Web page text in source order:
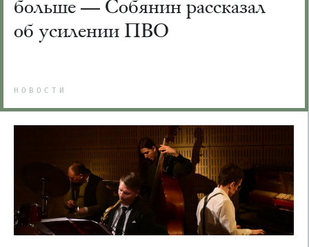
больше — Собянин рассказал
об усилении ПВО
НОВОСТИ